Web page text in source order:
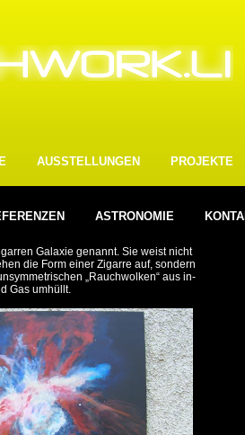
AUSSTELLUNGEN PROJEKTE
ASTRONOMIE
Galaxie genannt. Sie weist nicht
die Form einer Zigarre auf, sondern
„Rauchwolken“ aus in­
Gas umhüllt.